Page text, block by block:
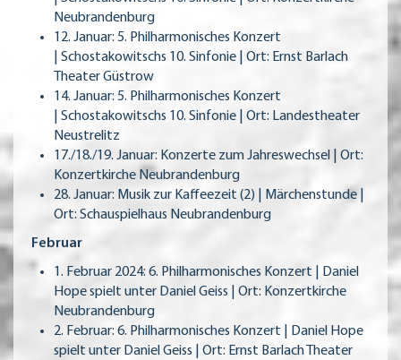
Neubrandenburg
12. Januar: 5. Philharmonisches Konzert
| Schostakowitschs 10. Sinfonie | Ort: Ernst Barlach
Theater Güstrow
14. Januar: 5. Philharmonisches Konzert
| Schostakowitschs 10. Sinfonie | Ort: Landestheater
Neustrelitz
17./18./19. Januar: Konzerte zum Jahreswechsel | Ort:
Konzertkirche Neubrandenburg
28. Januar: Musik zur Kaffeezeit (2) | Märchenstunde |
Ort: Schauspielhaus Neubrandenburg
Februar
1. Februar 2024: 6. Philharmonisches Konzert | Daniel
Hope spielt unter Daniel Geiss | Ort: Konzertkirche
Neubrandenburg
2. Februar: 6. Philharmonisches Konzert | Daniel Hope
spielt unter Daniel Geiss | Ort: Ernst Barlach Theater